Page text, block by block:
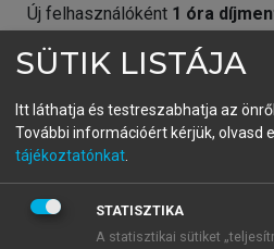
Új felhasználóként 1 óra
fiókoddal,vagy hozz
A regisztráció után a
BELÉPÉS SAJÁT
SÜTIK LISTÁJA
Itt láthatja és testreszabhatja az
További információért kérjük, olvasd
tájékoztatónkat
STATISZTIKA
A statisztikai sütiket